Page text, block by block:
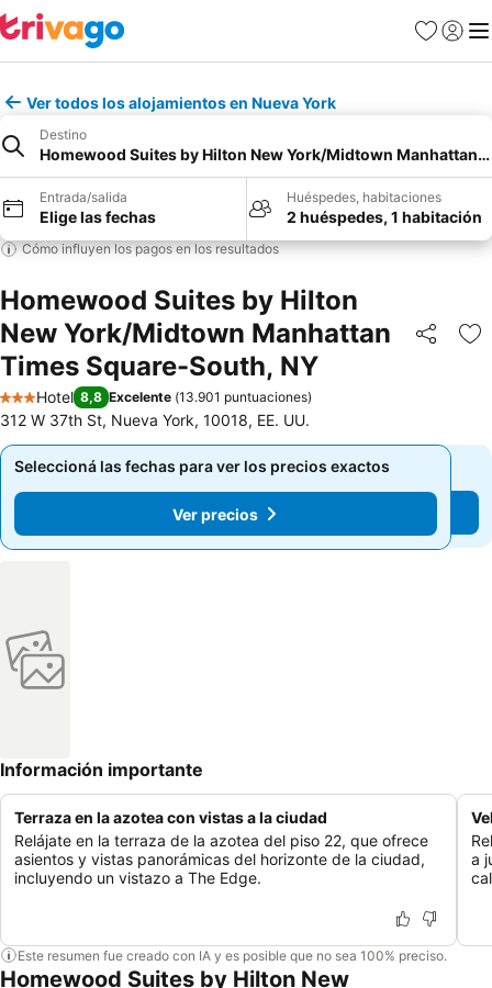
Favoritos
Iniciar
Ver todos los alojamientos en Nueva York
Destino
Homewood Suites by Hilton New York/Midtown Manhattan
Entrada/salida
Elige las fechas
Huéspedes, habitaciones
2 huéspedes, 1 habitación
Cómo influyen los pagos en los resultados
Homewood Suites by Hilton
New York/Midtown Manhattan
Times Square-South, NY
Compartir
3 Estrellas
Hotel 8,8 Excelente (13.901 puntuaciones)
312 W 37th St, Nueva York, 10018, EE. UU.
Seleccioná las fechas para ver los precios exactos
Ver precios
Seleccioná las fechas para ver los precios exactos
Ver precios
Información importante
Terraza en la azotea con vistas a la ciudad
Relájate en la terraza de la azotea del piso 22, que ofrece
asientos y vistas panorámicas del horizonte de la ciudad,
incluyendo un vistazo a The Edge.
a
Este resumen fue creado con IA y es posible que no sea 100% preciso.
Homewood Suites by Hilton New